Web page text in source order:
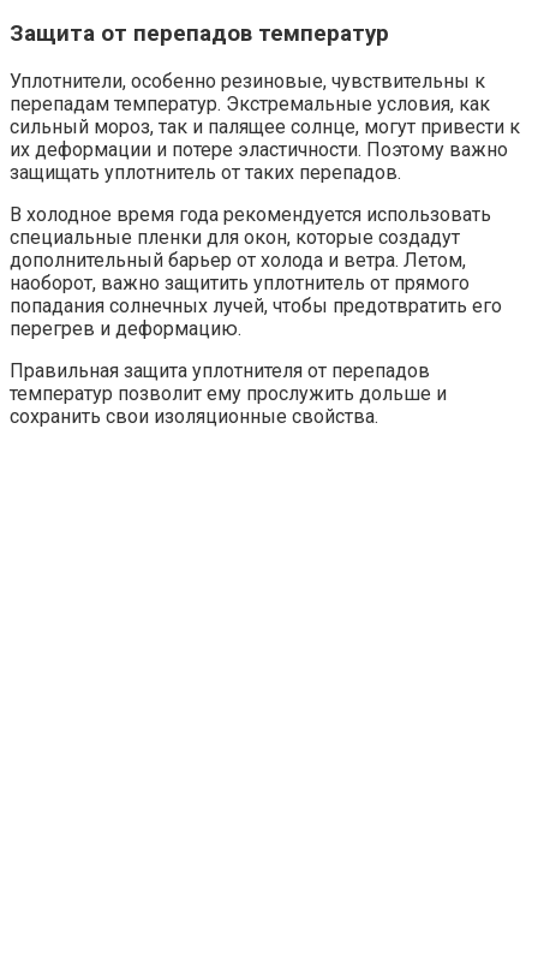
Защита от перепадов температур
Уплотнители, особенно резиновые, чувствительны к
перепадам температур. Экстремальные условия, как
сильный мороз, так и палящее солнце, могут привести к
их деформации и потере эластичности. Поэтому важно
защищать уплотнитель от таких перепадов.
В холодное время года рекомендуется использовать
специальные пленки для окон, которые создадут
дополнительный барьер от холода и ветра. Летом,
наоборот, важно защитить уплотнитель от прямого
попадания солнечных лучей, чтобы предотвратить его
перегрев и деформацию.
Правильная защита уплотнителя от перепадов
температур позволит ему прослужить дольше и
сохранить свои изоляционные свойства.